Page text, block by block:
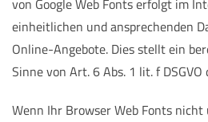
von Google Web Fonts erfolgt im
einheitlichen und ansprechenden
Online-Angebote. Dies stellt ein
Sinne von Art. 6 Abs. 1 lit. f DSGVO
Wenn Ihr Browser Web Fonts